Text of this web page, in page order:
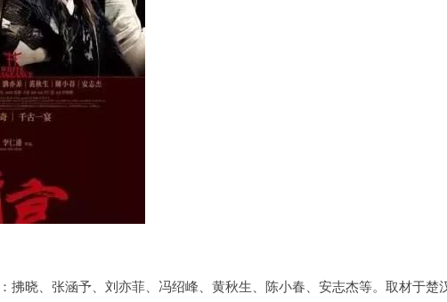
拂晓、张涵予、刘亦菲、冯绍峰、黄秋生、陈小春、安志杰等。取材于楚